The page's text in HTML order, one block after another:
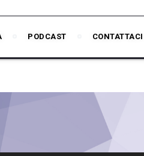
PODCAST CONTATTACI